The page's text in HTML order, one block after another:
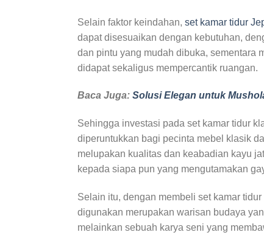
Selain faktor keindahan, set kamar tidur
dapat disesuaikan dengan kebutuhan,
dan pintu yang mudah dibuka, sementara
didapat sekaligus mempercantik ruangan.
Baca Juga: Solusi Elegan untuk
Sehingga investasi pada set kamar tidur
diperuntukkan bagi pecinta mebel klasik
melupakan kualitas dan keabadian kayu
kepada siapa pun yang mengutamakan
Selain itu, dengan membeli set kamar
digunakan merupakan warisan budaya
melainkan sebuah karya seni yang